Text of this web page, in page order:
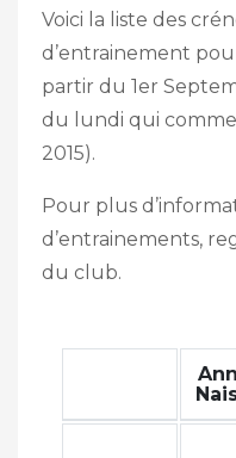
Voici la liste des
d’entrainement
partir du 1er
du lundi qui
2015).
Pour plus
d’entrainements,
du club.